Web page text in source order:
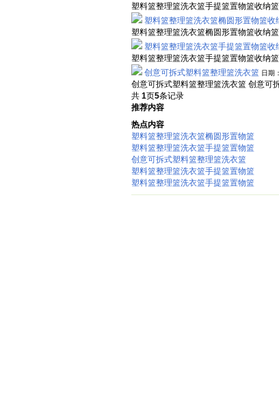
塑料篮整理篮洗衣篮手提篮置物篮收纳
塑料篮整理篮洗衣篮椭圆形置物篮收
塑料篮整理篮洗衣篮椭圆形置物篮收纳
塑料篮整理篮洗衣篮手提篮置物篮收
塑料篮整理篮洗衣篮手提篮置物篮收纳
创意可拆式塑料篮整理篮洗衣篮 日期：
创意可拆式塑料篮整理篮洗衣篮 创意可
共 1页5条记录
推荐内容
热点内容
塑料篮整理篮洗衣篮椭圆形置物篮
塑料篮整理篮洗衣篮手提篮置物篮
创意可拆式塑料篮整理篮洗衣篮
塑料篮整理篮洗衣篮手提篮置物篮
塑料篮整理篮洗衣篮手提篮置物篮